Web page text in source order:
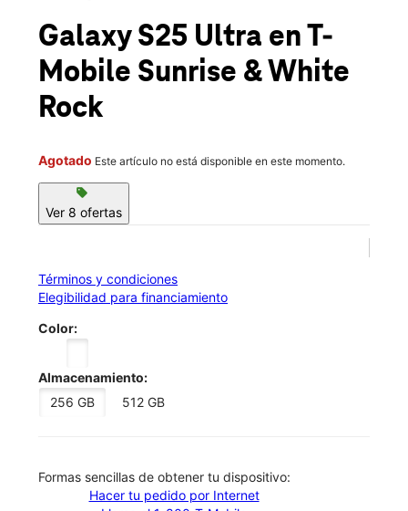
location_on
3110 Sunrise Blvd Ste 200 Rancho Cordova, CA 95742
Galaxy S25 Ultra en T-
Mobile Sunrise & White
Rock
Agotado Este artículo no está disponible en este momento.
sell
Ver 8 ofertas
Términos y condiciones
Elegibilidad para financiamiento
Color:
Almacenamiento:
256 GB
512 GB
​​​​​​​Formas sencillas de obtener tu dispositivo:
Hacer tu pedido por Internet